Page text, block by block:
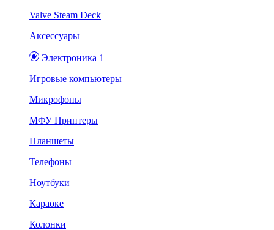
Valve Steam Deck
Аксессуары
Электроника 1
Игровые компьютеры
Микрофоны
МФУ Принтеры
Планшеты
Телефоны
Ноутбуки
Караоке
Колонки